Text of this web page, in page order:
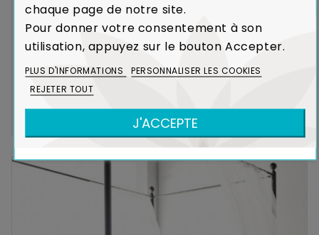
Lit Baldaquin Diana
Expédié sous 8
chaque page de notre site.
Pour donner votre consentement à son
utilisation, appuyez sur le bouton Accepter.
PLUS D'INFORMATIONS
PERSONNALISER LES COOKIES
REJETER TOUT
J'ACCEPTE